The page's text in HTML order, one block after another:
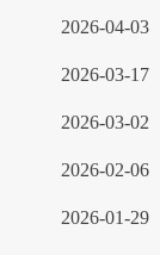
2026-04-03
2026-03-17
2026-03-02
2026-02-06
2026-01-29